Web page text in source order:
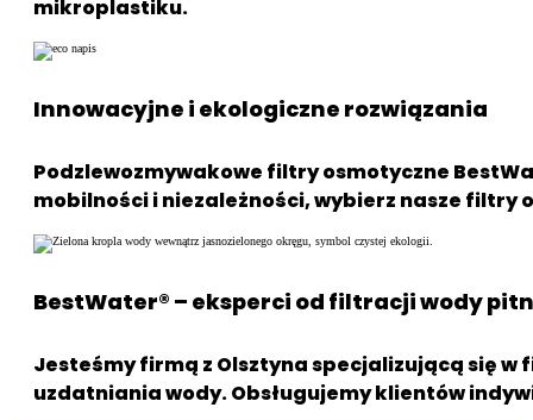
mikroplastiku.
Innowacyjne i ekologiczne rozwiązania
Podzlewozmywakowe filtry osmotyczne
mobilności i niezależności, wybierz nasze filtry
BestWater® – eksperci od filtracji wody
Jesteśmy firmą z Olsztyna specjalizującą się
uzdatniania wody. Obsługujemy klientów